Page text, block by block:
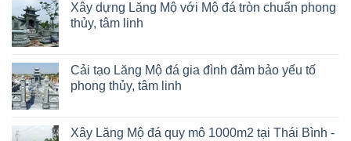
Xây dựng Lăng Mộ với Mộ đá tròn chuẩn phong
thủy, tâm linh
Cải tạo Lăng Mộ đá gia đình đảm bảo yếu tố
phong thủy, tâm linh
Xây Lăng Mộ đá quy mô 1000m2 tại Thái Bình -